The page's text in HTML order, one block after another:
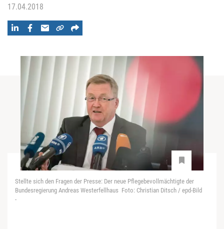
17.04.2018
Stellte sich den Fragen der Presse: Der neue Pflegebevollmächtigte der
Bundesregierung Andreas Westerfellhaus Foto: Christian Ditsch / epd-Bild
-